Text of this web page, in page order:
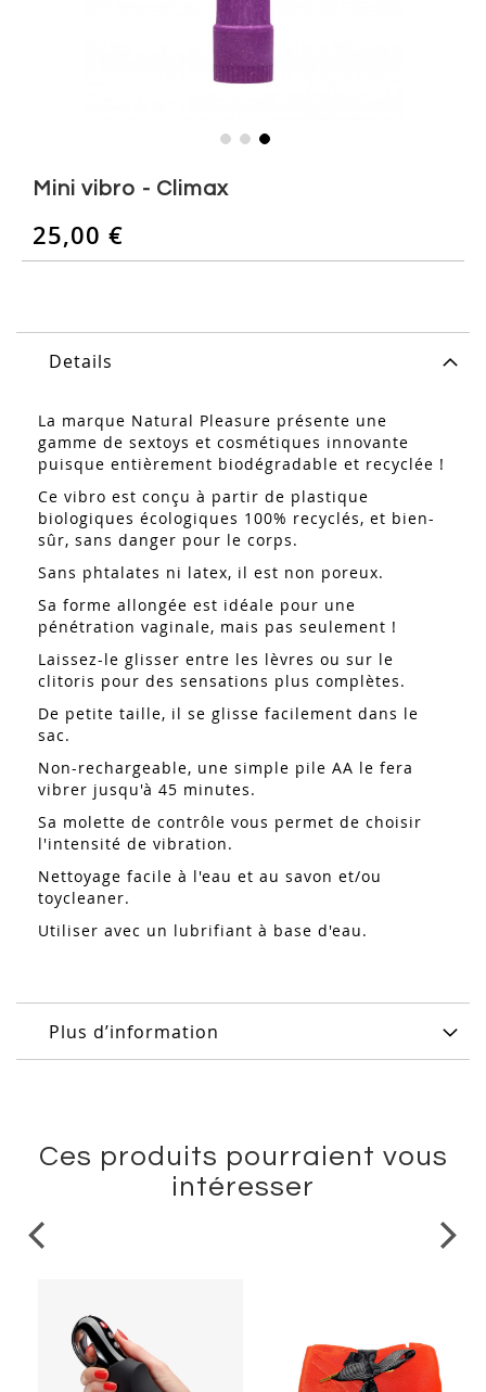
beginning
Mini vibro - Climax
25,00 €
Details
La marque Natural Pleasure présente une
gamme de sextoys et cosmétiques innovante
puisque entièrement biodégradable et recyclée !
Ce vibro est conçu à partir de plastique
biologiques écologiques 100% recyclés, et bien-
sûr, sans danger pour le corps.
Sans phtalates ni latex, il est non poreux.
Sa forme allongée est idéale pour une
pénétration vaginale, mais pas seulement !
Laissez-le glisser entre les lèvres ou sur le
clitoris pour des sensations plus complètes.
De petite taille, il se glisse facilement dans le
sac.
Non-rechargeable, une simple pile AA le fera
vibrer jusqu'à 45 minutes.
Sa molette de contrôle vous permet de choisir
l'intensité de vibration.
Nettoyage facile à l'eau et au savon et/ou
toycleaner.
Utiliser avec un lubrifiant à base d'eau.
Plus d’information
Ces produits pourraient vous
intéresser